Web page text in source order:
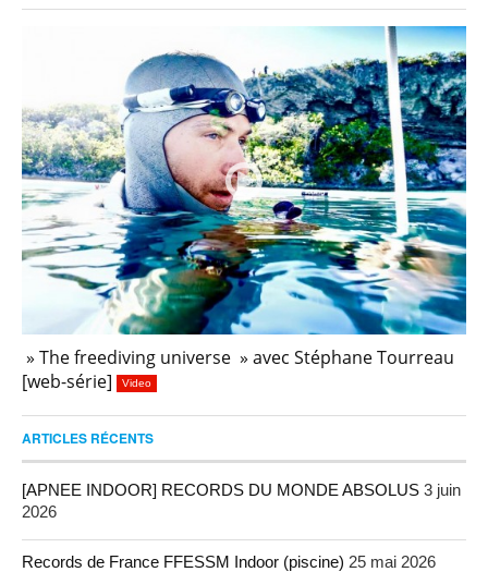
» The freediving universe » avec Stéphane Tourreau
[web-série]
Video
ARTICLES RÉCENTS
[APNEE INDOOR] RECORDS DU MONDE ABSOLUS 3 juin
2026
Records de France FFESSM Indoor (piscine) 25 mai 2026